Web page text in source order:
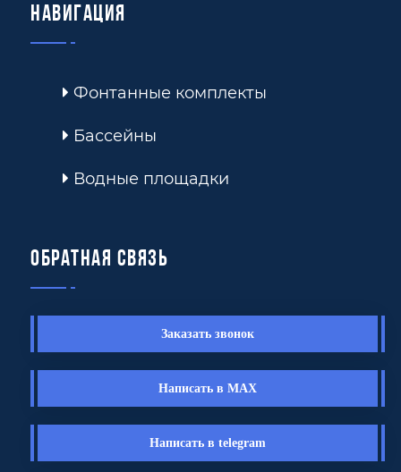
Навигация
Фонтанные комплекты
Бассейны
Водные площадки
Обратная связь
Заказать звонок
Написать в MAX
Написать в telegram